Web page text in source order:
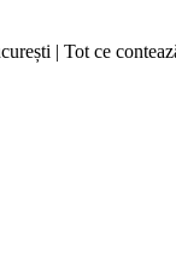
| Tot ce